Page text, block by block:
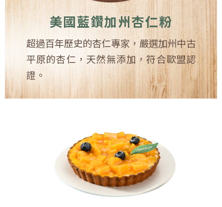
美國藍鑽加州杏仁粉
超過百年歷史的杏仁專家，嚴選加州中古
平原的杏仁，天然無添加，符合歐盟認
證。